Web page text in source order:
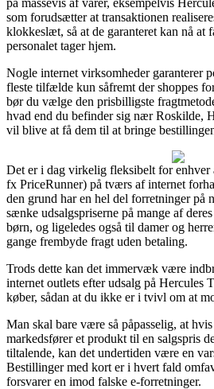
som forudsætter at transaktionen
klokkeslæt, så at de garanteret kan nå at
personalet tager hjem.
Nogle internet virksomheder garanterer
fleste tilfælde kun såfremt der shoppes
bør du vælge den prisbilligste
hvad end du befinder sig nær Roskilde,
vil blive at få dem til at bringe
Det er i dag virkelig fleksibelt for enhver
fx PriceRunner) på tværs af internet
den grund har en hel del forretninger på
sænke udsalgspriserne på mange af
børn, og ligeledes også til damer og
gange frembyde fragt uden betaling.
Trods dette kan det immervæk være
internet outlets efter udsalg på Hercules
køber, sådan at du ikke er i tvivl om at
Man skal bare være så påpasselig, at
markedsfører et produkt til en salgspris
tiltalende, kan det undertiden være en
Bestillinger med kort er i hvert fald
forsvarer en imod falske e-forretninger.